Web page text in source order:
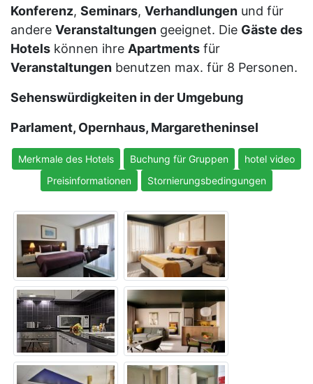
Konferenz, Seminars, Verhandlungen und für
andere Veranstaltungen geeignet. Die Gäste des
Hotels können ihre Apartments für
Veranstaltungen benutzen max. für 8 Personen.
Sehenswürdigkeiten in der Umgebung
Parlament, Opernhaus, Margaretheninsel
Merkmale des Hotels Buchung für Gruppen
hotel video
Preisinformationen
Stornierungsbedingungen